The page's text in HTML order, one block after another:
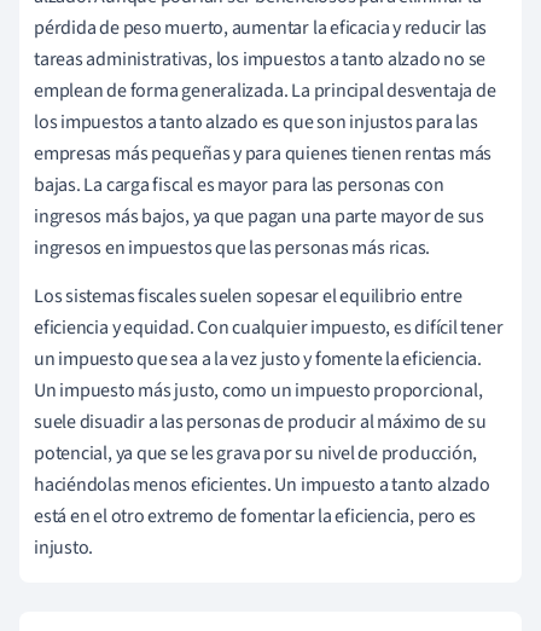
pérdida de peso muerto, aumentar la eficacia y reducir las
tareas administrativas, los impuestos a tanto alzado no se
emplean de forma generalizada. La principal desventaja de
los impuestos a tanto alzado es que son injustos para las
empresas más pequeñas y para quienes tienen rentas más
bajas. La carga fiscal es mayor para las personas con
ingresos más bajos, ya que pagan una parte mayor de sus
ingresos en impuestos que las personas más ricas.
Los sistemas fiscales suelen sopesar el equilibrio entre
eficiencia y equidad. Con cualquier impuesto, es difícil tener
un impuesto que sea a la vez justo y fomente la eficiencia.
Un impuesto más justo, como un impuesto proporcional,
suele disuadir a las personas de producir al máximo de su
potencial, ya que se les grava por su nivel de producción,
haciéndolas menos eficientes. Un impuesto a tanto alzado
está en el otro extremo de fomentar la eficiencia, pero es
injusto.